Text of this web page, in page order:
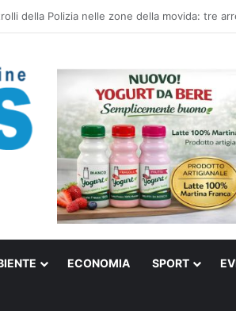
bici elettrica a Francavilla Fontana, due
ECONOMIA SPORT